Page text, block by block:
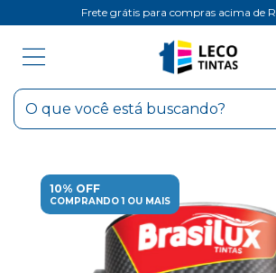
Frete grátis para compras acima de
10% OFF
COMPRANDO 1 OU MAIS